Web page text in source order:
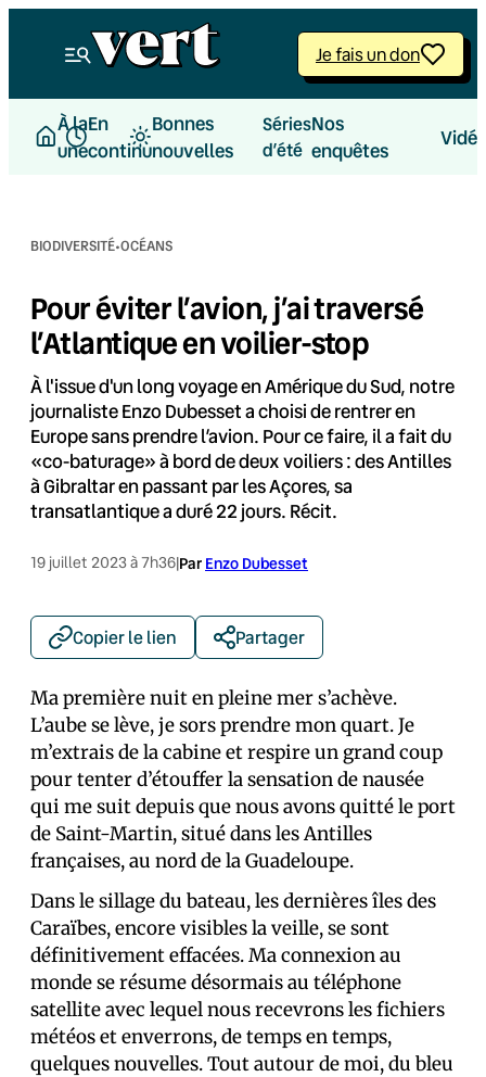
Je fais un don
À la
une
En
continu
Bonnes
nouvelles
Séries
d’été
Nos
enquêtes
BIODIVERSITÉ·OCÉANS
Pour éviter l’avion, j’ai traversé
l’Atlantique en voilier-stop
À l'issue d'un long voyage en Amérique du Sud, notre
journaliste Enzo Dubesset a choisi de rentrer en
Europe sans prendre l’avion. Pour ce faire, il a fait du
«co-baturage» à bord de deux voiliers : des Antilles
à Gibraltar en passant par les Açores, sa
transatlantique a duré 22 jours. Récit.
19 juillet 2023 à 7h36|Par Enzo Dubesset
Copier le lien Partager
Ma première nuit en pleine mer s’achève.
L’aube se lève, je sors prendre mon quart. Je
m’extrais de la cabine et respire un grand coup
pour tenter d’étouffer la sensation de nausée
qui me suit depuis que nous avons quitté le port
de Saint-Martin, situé dans les Antilles
françaises, au nord de la Guadeloupe.
Dans le sillage du bateau, les dernières îles des
Caraïbes, encore visibles la veille, se sont
définitivement effacées. Ma connexion au
monde se résume désormais au téléphone
satellite avec lequel nous recevrons les fichiers
météos et enverrons, de temps en temps,
quelques nouvelles. Tout autour de moi, du bleu